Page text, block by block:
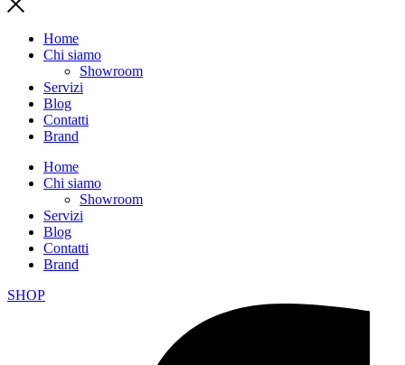
Home
Chi siamo
Showroom
Servizi
Blog
Contatti
Brand
Home
Chi siamo
Showroom
Servizi
Blog
Contatti
Brand
SHOP